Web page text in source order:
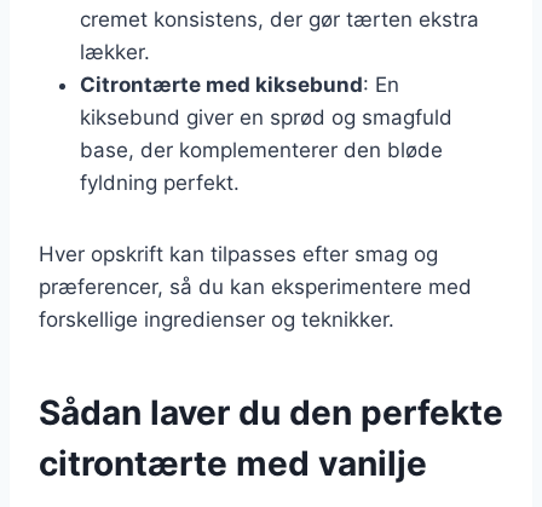
cremet konsistens, der gør tærten ekstra
lækker.
Citrontærte med kiksebund: En
kiksebund giver en sprød og smagfuld
base, der komplementerer den bløde
fyldning perfekt.
Hver opskrift kan tilpasses efter smag og
præferencer, så du kan eksperimentere med
forskellige ingredienser og teknikker.
Sådan laver du den perfekte
citrontærte med vanilje